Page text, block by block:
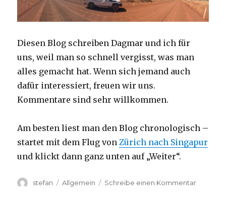
Diesen Blog schreiben Dagmar und ich für
uns, weil man so schnell vergisst, was man
alles gemacht hat. Wenn sich jemand auch
dafür interessiert, freuen wir uns.
Kommentare sind sehr willkommen.
Am besten liest man den Blog chronologisch –
startet mit dem Flug vonZürich nach Singapur
und klickt dann ganz unten auf „Weiter“.
Autor
stefan Kategorien
Allgemein Schreibe einen Kommentarzu